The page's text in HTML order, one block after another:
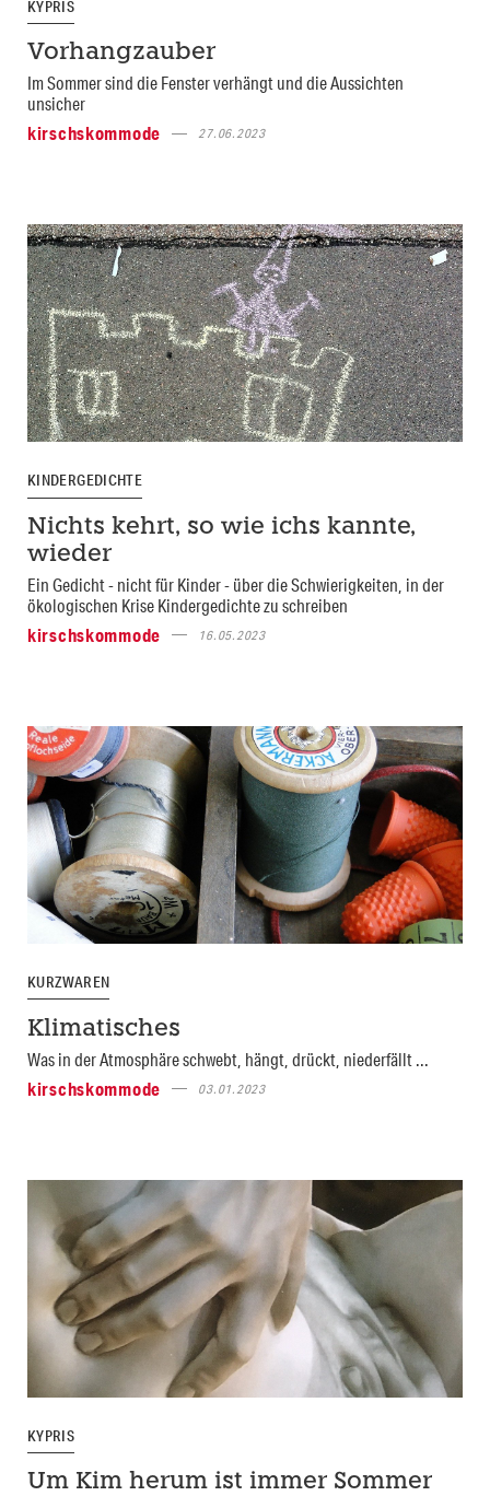
KYPRIS
Vorhangzauber
Im Sommer sind die Fenster verhängt und die Aussichten
unsicher
kirschskommode
27.06.2023
KINDERGEDICHTE
Nichts kehrt, so wie ichs kannte,
wieder
Ein Gedicht - nicht für Kinder - über die Schwierigkeiten, in der
ökologischen Krise Kindergedichte zu schreiben
kirschskommode
16.05.2023
KURZWAREN
Klimatisches
Was in der Atmosphäre schwebt, hängt, drückt, niederfällt ...
kirschskommode
03.01.2023
KYPRIS
Um Kim herum ist immer Sommer